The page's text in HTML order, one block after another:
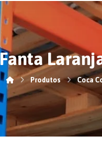
Produtos Coca